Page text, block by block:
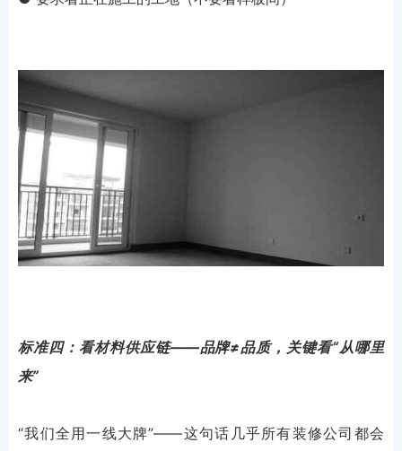
标准四：看材料供应链——品牌≠品质，关键看“从哪里
来”
“我们全用一线大牌”——这句话几乎所有装修公司都会